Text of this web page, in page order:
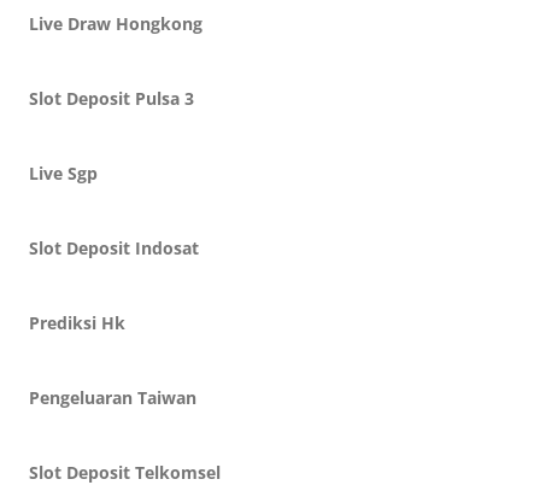
Live Draw Hongkong
Slot Deposit Pulsa 3
Live Sgp
Slot Deposit Indosat
Prediksi Hk
Pengeluaran Taiwan
Slot Deposit Telkomsel